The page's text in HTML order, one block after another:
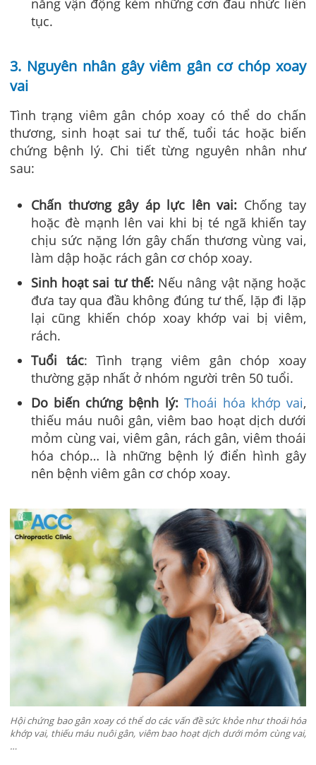
năng vận động kèm những cơn đau nhức liên
tục.
3. Nguyên nhân gây viêm gân cơ chóp xoay
vai
Tình trạng viêm gân chóp xoay có thể do chấn
thương, sinh hoạt sai tư thế, tuổi tác hoặc biến
chứng bệnh lý. Chi tiết từng nguyên nhân như
sau:
Chấn thương gây áp lực lên vai: Chống tay
hoặc đè mạnh lên vai khi bị té ngã khiến tay
chịu sức nặng lớn gây chấn thương vùng vai,
làm dập hoặc rách gân cơ chóp xoay.
Sinh hoạt sai tư thế: Nếu nâng vật nặng hoặc
đưa tay qua đầu không đúng tư thế, lặp đi lặp
lại cũng khiến chóp xoay khớp vai bị viêm,
rách.
Tuổi tác: Tình trạng viêm gân chóp xoay
thường gặp nhất ở nhóm người trên 50 tuổi.
Do biến chứng bệnh lý:Thoái hóa khớp vai,
thiếu máu nuôi gân, viêm bao hoạt dịch dưới
mỏm cùng vai, viêm gân, rách gân, viêm thoái
hóa chóp… là những bệnh lý điển hình gây
nên bệnh viêm gân cơ chóp xoay.
Hội chứng bao gân xoay có thể do các vấn đề sức khỏe như thoái hóa
khớp vai, thiếu máu nuôi gân, viêm bao hoạt dịch dưới mỏm cùng vai,
…